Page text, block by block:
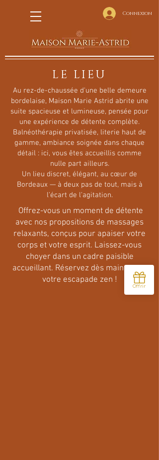
Connexion
LE LIEU
Au rez-de-chaussée d'une belle demeure
bordelaise, Maison Marie Astrid abrite une
suite spacieuse et lumineuse, pensée pour
une expérience de détente complète.
Balnéothérapie privatisée, literie haut de
gamme, ambiance soignée dans chaque
détail : ici, vous êtes accueillis comme
nulle part ailleurs.
Un lieu discret, élégant, au cœur de
Bordeaux — à deux pas de tout, mais à
l'écart de l'agitation.
Offrez-vous un moment de détente
avec nos propositions de massages
relaxants, conçus pour apaiser votre
corps et votre esprit. Laissez-vous
choyer dans un cadre paisible
accueillant. Réservez dès maintenant
votre escapade zen !